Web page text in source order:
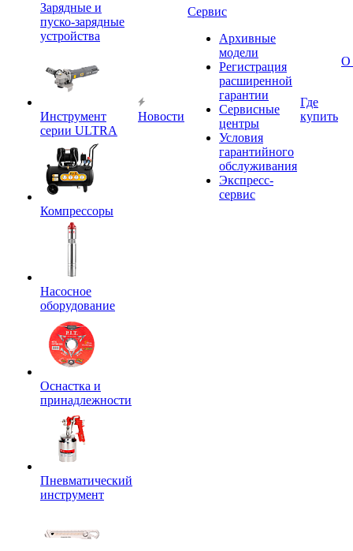
Зарядные и
пуско-зарядные
устройства
Инструмент
серии ULTRA
Компрессоры
Насосное
оборудование
Оснастка и
принадлежности
Пневматический
инструмент
Новости
Сервис
Архивные
модели
Регистрация
расширенной
гарантии
Сервисные
центры
Условия
гарантийного
обслуживания
Экспресс-
сервис
Где
купить
О